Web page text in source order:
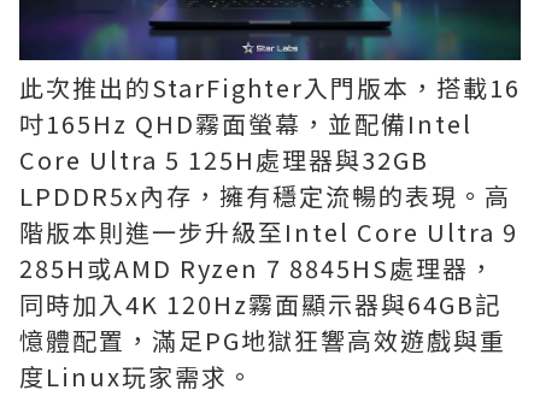
此次推出的StarFighter入門版本，搭載16
吋165Hz QHD霧面螢幕，並配備Intel
Core Ultra 5 125H處理器與32GB
LPDDR5x內存，擁有穩定流暢的表現。高
階版本則進一步升級至Intel Core Ultra 9
285H或AMD Ryzen 7 8845HS處理器，
同時加入4K 120Hz霧面顯示器與64GB記
憶體配置，滿足PG地獄狂響高效遊戲與重
度Linux玩家需求。